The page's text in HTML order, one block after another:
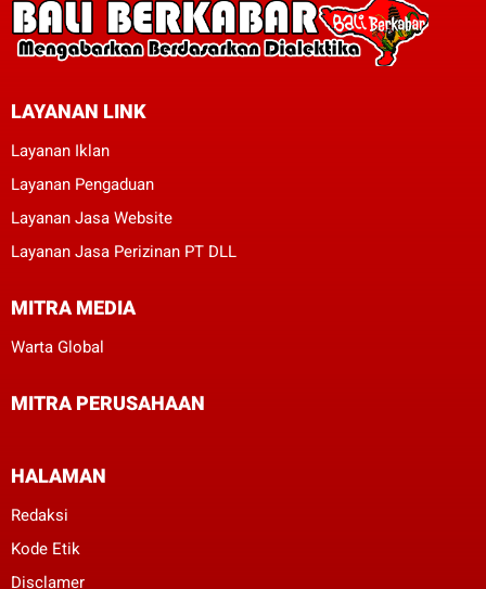
LAYANAN LINK
Layanan Iklan
Layanan Pengaduan
Layanan Jasa Website
Layanan Jasa Perizinan PT DLL
MITRA MEDIA
Warta Global
MITRA PERUSAHAAN
HALAMAN
Redaksi
Kode Etik
Disclamer